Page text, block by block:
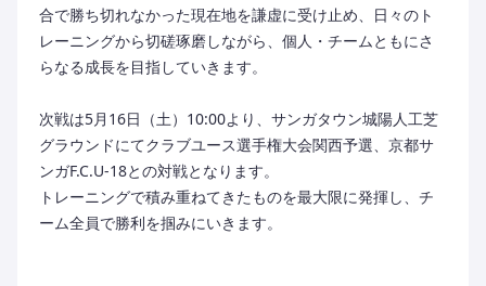
合で勝ち切れなかった現在地を謙虚に受け止め、日々のト
レーニングから切磋琢磨しながら、個人・チームともにさ
らなる成長を目指していきます。
次戦は5月16日（土）10:00より、サンガタウン城陽人工芝
グラウンドにてクラブユース選手権大会関西予選、京都サ
ンガF.C.U-18との対戦となります。
トレーニングで積み重ねてきたものを最大限に発揮し、チ
ーム全員で勝利を掴みにいきます。